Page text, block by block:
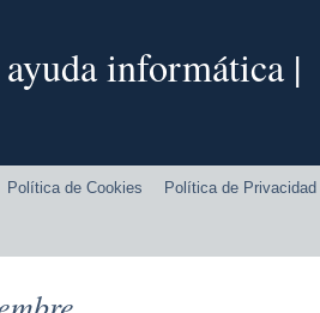
informática |
Política de Cookies Política de Privacidad